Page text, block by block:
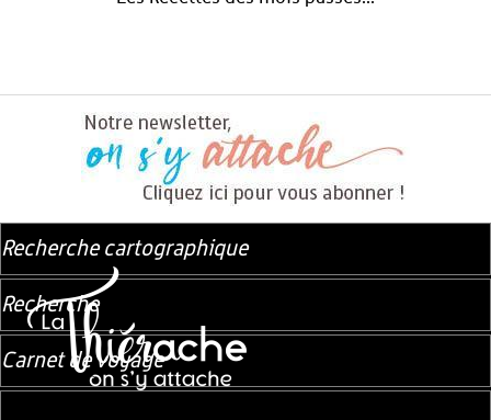
Recherche cartographique
Recherche
Carnet de voyage